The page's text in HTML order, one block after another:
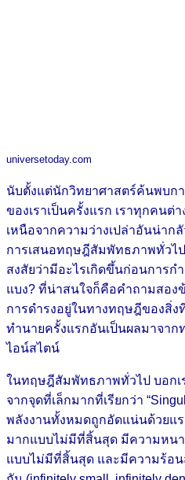
universetoday.com
นับตั้งแต่นักวิทยาศาสตร์ค้นพบก
ของเราเป็นครั้งแรก เราทุกคนต่
เหนือจากความว่างเปล่าอันน่า
การเสนอทฤษฎีสัมพัทธภาพทั่วไ
สงสัยว่ามีอะไรเกิดขึ้นก่อนการก
แบง? ที่น่าสนใจก็คือคำถามสอง
การดำรงอยู่ในทางทฤษฎีของสิ่ง
ทำนายครั้งแรกอันเป็นผลมาจา
ไอน์สไตน์
ในทฤษฎีสัมพัทธภาพทั่วไป บอกเ
จากจุดที่เล็กมากที่เรียกว่า
พลังงานทั้งหมดถูกอัดแน่นด้วยแ
มากแบบไม่มีที่สิ้นสุด มีความหน
แบบไม่มีที่สิ้นสุด และมีความร้อ